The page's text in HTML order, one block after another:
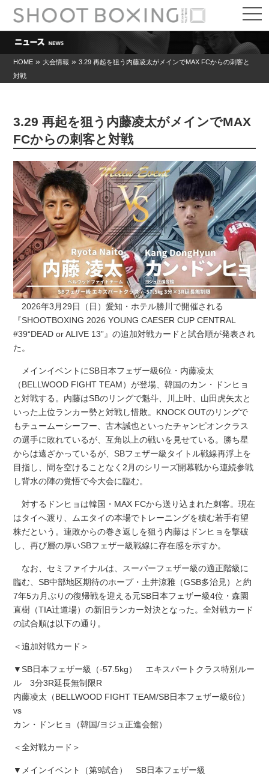
t
o
g
l
o
HOME »大会情報 »3.29 再起を狙う内藤凌太がメインでMAX FCからの刺客と
対戦
3.29 再起を狙う内藤凌太がメインでMAX
FCからの刺客と対戦
2026年3月29日（日）愛知・ホテル勝川で開催される
『SHOOTBOXING 2026 YOUNG CAESER CUP CENTRAL
#39“DEAD or ALIVE 13”』の追加対戦カードと試合順が発表され
た。
メインイベントにSB日本フェザー級6位・内藤凌太
（BELLWOOD FIGHT TEAM）が登場、韓国のカン・ドンヒョ
と対戦する。内藤はSBのリングで魁斗、川上叶、山田虎矢太と
いった上位ランカー勢と対戦し惜敗。KNOCK OUTのリングで
もチュームーシーフー、古木誠也といったチャンピオンクラス
の選手に敗れているが、互角以上の戦いを見せている。勝ち星
からは遠ざかっているが、SBフェザー級タイトル戦線再浮上を
目指し、間を空けることなく2月のシリーズ開幕戦から連続参戦
し背水の陣の覚悟で今大会に臨む。
対するドンヒョは韓国・MAX FCから送り込まれた刺客。現在
はタイへ渡り、ムエタイの本場でトレーニングを積む若手有望
株だという。連敗からの巻き返しを狙う内藤はドンヒョを撃破
し、再び層の厚いSBフェザー級戦線に存在感を示すか。
なお、セミファイナルは、スーパーフェザー級の適正階級に
臨む、SB中部地区期待のホープ・土井涼雅（GSB多治見）と約
7年5カ月ぶりの復帰戦を迎える元SB日本フェザー級4位・森園
直樹（TIA辻道場）の新旧ランカー対決となった。全対戦カード
の試合順は以下の通り。
＜追加対戦カード＞
▼SB日本フェザー級（-57.5kg） エキスパートクラス特別ルー
ル 3分3R延長無制限R
内藤凌太（BELLWOOD FIGHT TEAM/SB日本フェザー級6位）
vs
カン・ドンヒョ（韓国/ヨジュ正進会館）
＜全対戦カード＞
▼メインイベント（第9試合） SB日本フェザー級